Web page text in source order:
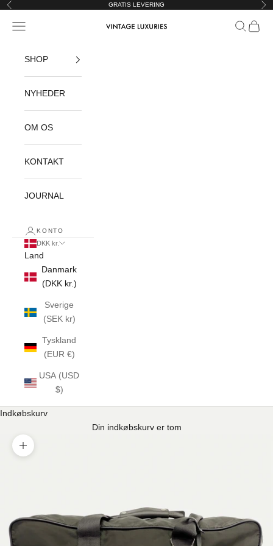
Spring til indhold
Forrige GRATIS LEVERING
Vintage Luxuries
Åbn navigationsmenu ÅbnÅbn
SHOP
NYHEDER
OM OS
KONTAKT
JOURNAL
KONTO
DKK kr.
Land
Danmark
(DKK kr.)
Sverige
(SEK kr)
Tyskland
(EUR €)
USA (USD
$)
Indkøbskurv
Din indkøbskurv er tom
Zoom